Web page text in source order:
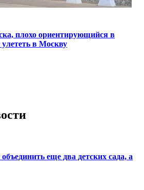
плохо ориентирующийся в
улететь в Москву
еще два детских сада, а